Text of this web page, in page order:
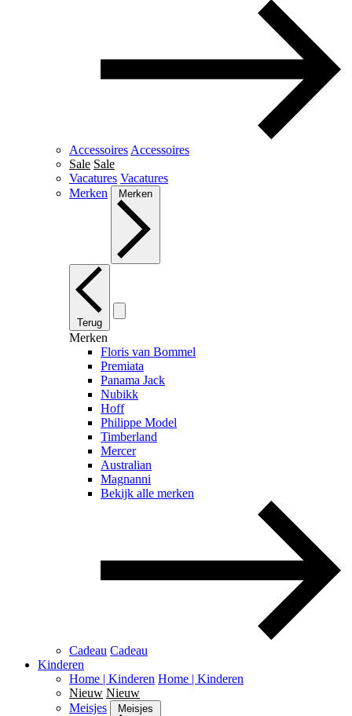
Accessoires Accessoires
Sale Sale
Vacatures Vacatures
Merken
Merken
Terug
Merken
Floris van Bommel
Premiata
Panama Jack
Nubikk
Hoff
Philippe Model
Timberland
Mercer
Australian
Magnanni
Bekijk alle merken
Cadeau Cadeau
Kinderen
Home | Kinderen Home | Kinderen
Nieuw Nieuw
Meisjes
Meisjes